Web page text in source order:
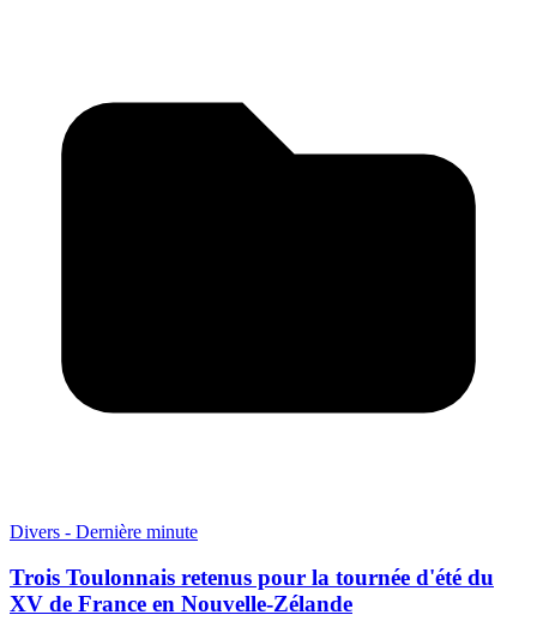
Divers - Dernière minute
Trois Toulonnais retenus pour la tournée d'été du
XV de France en Nouvelle-Zélande